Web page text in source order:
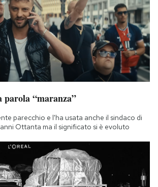
parola “maranza”
parecchio e l'ha usata anche il sindaco di
Ottanta ma il significato si è evoluto